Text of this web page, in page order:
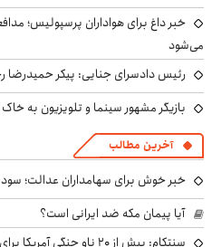
خبر داغ برای هواداران پرسپولیس؛
می‌شود
رئیس دادسرای جنایی: پیکر حمیدرضا
بازیگر مشهور سینما و تلویزیون به
آخرین مطالب
خبر خوش برای سهامداران عدالت؛
آیا پیمان مکه ضد ایرانی است؟
سنتکام: بیش از ۲۰ ناو جنگی آمریکا برای محاصره ایران مستقرند